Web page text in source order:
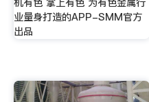
业量身打造的APP-SMM官方
出品